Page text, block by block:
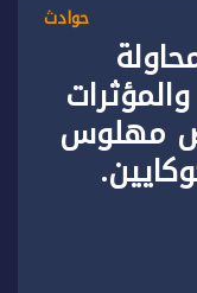
حوادث
2483 قرص مهلوس